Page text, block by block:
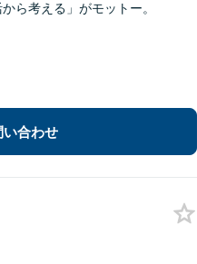
ら考える」がモットー。
い合わせ